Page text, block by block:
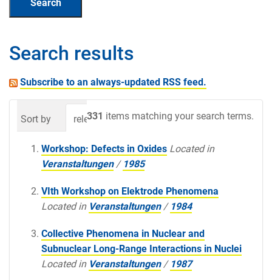
Search results
Subscribe to an always-updated RSS feed.
331 items matching your search terms.
Sort by relevance date (newest first)
Workshop: Defects in Oxides Located in
Veranstaltungen / 1985
VIth Workshop on Elektrode Phenomena
Located in Veranstaltungen / 1984
Collective Phenomena in Nuclear and
Subnuclear Long-Range Interactions in Nuclei
Located in Veranstaltungen / 1987